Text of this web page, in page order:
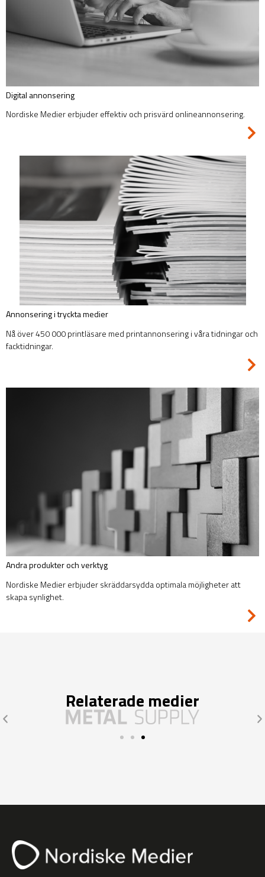
Digital annonsering
Nordiske Medier erbjuder effektiv och prisvärd onlineannonsering.
Annonsering i tryckta medier
Nå över 450 000 printläsare med printannonsering i våra tidningar och
facktidningar.
Andra produkter och verktyg
Nordiske Medier erbjuder skräddarsydda optimala möjligheter att
skapa synlighet.
Relaterade medier